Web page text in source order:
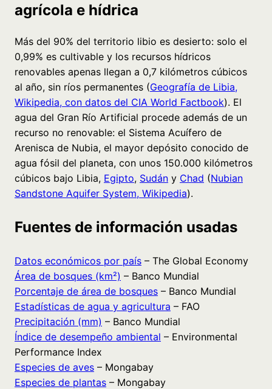
agrícola e hídrica
Más del 90% del territorio libio es desierto: solo el
0,99% es cultivable y los recursos hídricos
renovables apenas llegan a 0,7 kilómetros cúbicos
al año, sin ríos permanentes (Geografía de Libia,
Wikipedia, con datos del CIA World Factbook). El
agua del Gran Río Artificial procede además de un
recurso no renovable: el Sistema Acuífero de
Arenisca de Nubia, el mayor depósito conocido de
agua fósil del planeta, con unos 150.000 kilómetros
cúbicos bajo Libia, Egipto, Sudán y Chad (Nubian
Sandstone Aquifer System, Wikipedia).
Fuentes de información usadas
Datos económicos por país – The Global Economy
Área de bosques (km²) – Banco Mundial
Porcentaje de área de bosques – Banco Mundial
Estadísticas de agua y agricultura – FAO
Precipitación (mm) – Banco Mundial
Índice de desempeño ambiental – Environmental
Performance Index
Especies de aves – Mongabay
Especies de plantas – Mongabay